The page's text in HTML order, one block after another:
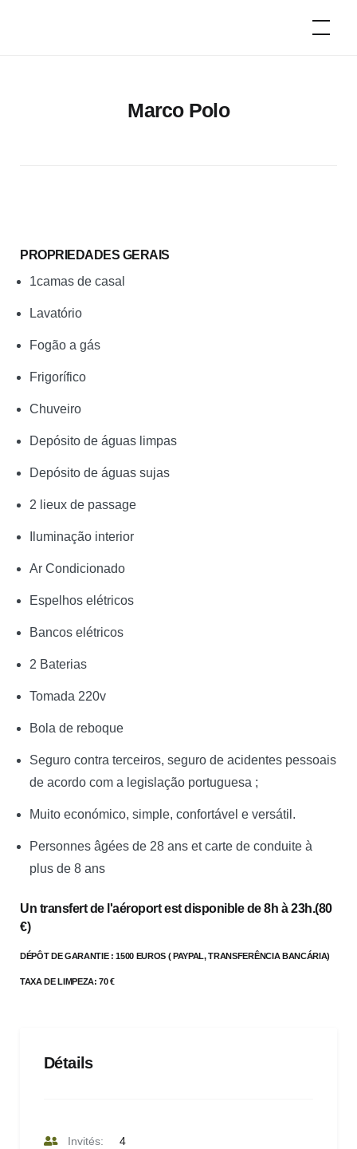
Marco Polo
PROPRIEDADES GERAIS
1camas de casal
Lavatório
Fogão a gás
Frigorífico
Chuveiro
Depósito de águas limpas
Depósito de águas sujas
2 lieux de passage
Iluminação interior
Ar Condicionado
Espelhos elétricos
Bancos elétricos
2 Baterias
Tomada 220v
Bola de reboque
Seguro contra terceiros, seguro de acidentes pessoais
de acordo com a legislação portuguesa ;
Muito económico, simple, confortável e versátil.
Personnes âgées de 28 ans et carte de conduite à
plus de 8 ans
Un transfert de l'aéroport est disponible de 8h à 23h.(80
€)
DÉPÔT DE GARANTIE : 1500 EUROS ( PAYPAL, TRANSFERÊNCIA BANCÁRIA)
TAXA DE LIMPEZA: 70 €
Détails
Invités: 4